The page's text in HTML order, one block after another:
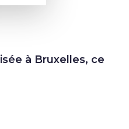
à Bruxelles, ce